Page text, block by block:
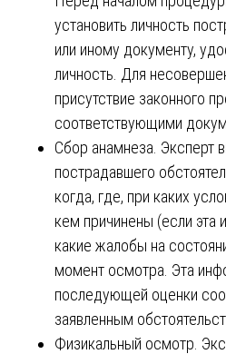
установить личность
или иному документу,
личность. Для
присутствие законного
соответствующими
Сбор анамнеза. Эксперт
пострадавшего
когда, где, при каких
кем причинены (если эта
какие жалобы на
момент осмотра. Эта
последующей оценки
заявленным
Физикальный осмотр.